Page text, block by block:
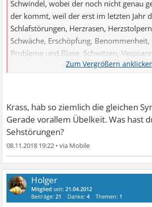
Schwindel, wobei der noch nicht genau
der kommt, weil der erst im letzten Jahr
Schlafstörungen, Herzrasen,
Schwäche, Erschöpfung,
Probleme und Blase, Schwitzen,
Übelkeit. Die Symptome wechseln sich
Krass, hab so ziemlich die gleichen
Gerade vorallem Übelkeit. Was hast
Sehstörungen?
08.11.2018 19:22 •
Holger
Mitglied seit:21.04.2012
Beiträge:21 Danke:4 Themen: 1